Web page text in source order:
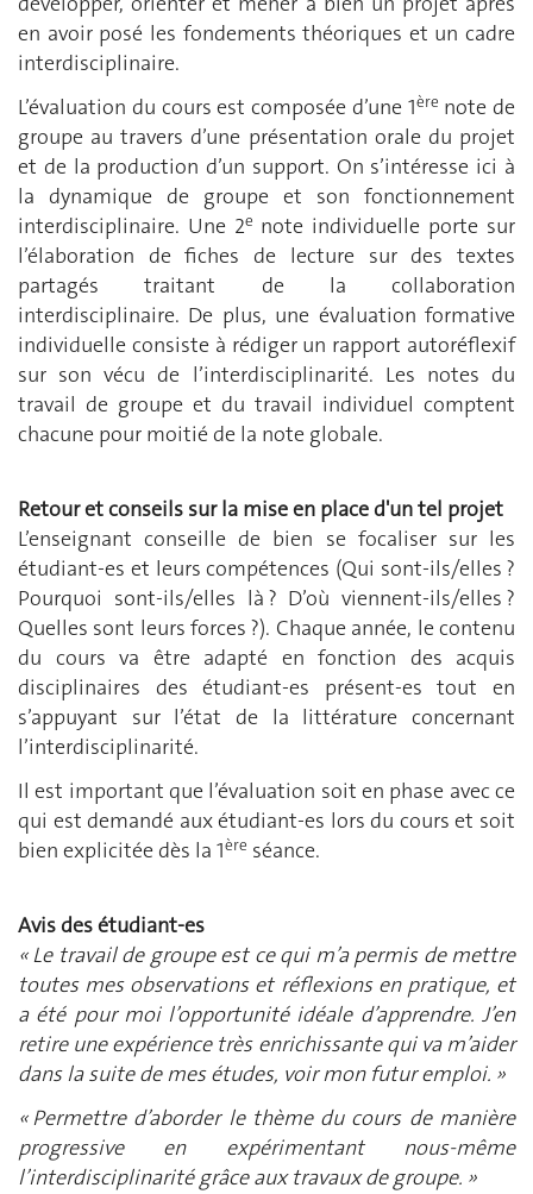
en avoir posé les fondements théoriques et un cadre
interdisciplinaire.
L’évaluation du cours est composée d’une 1ère note de
groupe au travers d’une présentation orale du projet
et de la production d’un support. On s’intéresse ici à
la dynamique de groupe et son fonctionnement
interdisciplinaire. Une 2e note individuelle porte sur
l’élaboration de fiches de lecture sur des textes
partagés traitant de la collaboration
interdisciplinaire. De plus, une évaluation formative
individuelle consiste à rédiger un rapport autoréflexif
sur son vécu de l’interdisciplinarité. Les notes du
travail de groupe et du travail individuel comptent
chacune pour moitié de la note globale.
Retour et conseils sur la mise en place d'un tel projet
L’enseignant conseille de bien se focaliser sur les
étudiant-es et leurs compétences (Qui sont-ils/elles ?
Pourquoi sont-ils/elles là ? D’où viennent-ils/elles ?
Quelles sont leurs forces ?). Chaque année, le contenu
du cours va être adapté en fonction des acquis
disciplinaires des étudiant-es présent-es tout en
s’appuyant sur l’état de la littérature concernant
l’interdisciplinarité.
Il est important que l’évaluation soit en phase avec ce
qui est demandé aux étudiant-es lors du cours et soit
bien explicitée dès la 1ère séance.
Avis des étudiant-es
« Le travail de groupe est ce qui m’a permis de mettre
toutes mes observations et réflexions en pratique, et
a été pour moi l’opportunité idéale d’apprendre. J’en
retire une expérience très enrichissante qui va m’aider
dans la suite de mes études, voir mon futur emploi. »
« Permettre d’aborder le thème du cours de manière
progressive en expérimentant nous-même
l’interdisciplinarité grâce aux travaux de groupe. »